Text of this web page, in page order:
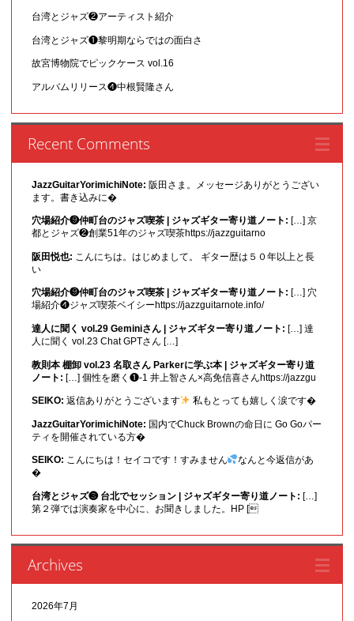
台湾とジャズ❷アーティスト紹介
台湾とジャズ❶黎明期ならではの面白さ
故宮博物院でピックケース vol.16
アルバムリリース❹中根賢隆さん
Recent Comments
JazzGuitarYorimichiNote: 阪田さま。メッセージありがとうござい
ます。書き込みに�
穴場紹介❾仲町台のジャズ喫茶 | ジャズギター寄り道ノート: […] 京
都とジャズ❷創業51年のジャズ喫茶https://jazzguitarno
阪田悦也: こんにちは。はじめまして。 ギター歴は５０年以上と長
い
穴場紹介❾仲町台のジャズ喫茶 | ジャズギター寄り道ノート: […] 穴
場紹介❹ジャズ喫茶ベイシーhttps://jazzguitarnote.info/
達人に聞く vol.29 Geminiさん | ジャズギター寄り道ノート: […] 達
人に聞く vol.23 Chat GPTさん […]
教則本 棚卸 vol.23 名取さん Parkerに学ぶ本 | ジャズギター寄り道
ノート: […] 個性を磨く❶-1 井上智さん×高免信喜さんhttps://jazzgu
SEIKO: 返信ありがとうございます 私もとっても嬉しく涙です�
JazzGuitarYorimichiNote: 国内でChuck Brownの命日に Go Goパー
ティを開催されている方�
SEIKO: こんにちは！セイコです！すみません
なんと今返信があ
�
台湾とジャズ❸ 台北でセッション | ジャズギター寄り道ノート: […]
第２弾では演奏家を中心に、お聞きしました。HP [
Archives
2026年7月